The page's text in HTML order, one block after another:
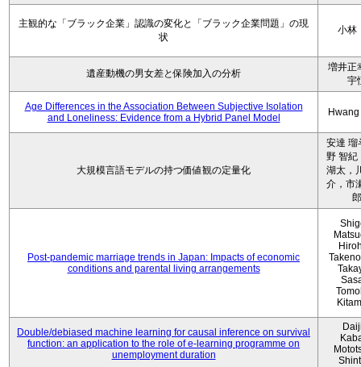
主観的な「ブラック企業」認識の変化と「ブラック企業問題」の現
状
小
遺産動機の男女差と保険加入の分析
増井正
宇
Age Differences in the Association Between Subjective Isolation
and Loneliness: Evidence from a Hybrid Panel Model
大規模言語モデルの持つ価値観の定量化
安達 瑠
野 智紀
湖太，
介，市
郎
Post-pandemic marriage trends in Japan: Impacts of economic
conditions and parental living arrangements
Double/debiased machine learning for causal inference on survival
function: an application to the role of e-learning programme on
unemployment duration